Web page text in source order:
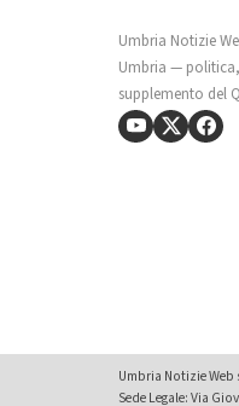
Umbria Notizie
Umbria —
supplemento del
Umbria Notizie
Sede Legale: Via